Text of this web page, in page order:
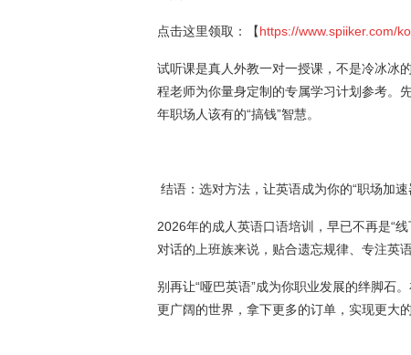
点击这里领取：【https://www.spiiker.com/
试听课是真人外教一对一授课，不是冷冰冰
程老师为你量身定制的专属学习计划参考。
年职场人该有的“搞钱”智慧。
结语：选对方法，让英语成为你的“职场加速
2026年的成人英语口语培训，早已不再是“
对话的上班族来说，贴合遗忘规律、专注英
别再让“哑巴英语”成为你职业发展的绊脚石
更广阔的世界，拿下更多的订单，实现更大